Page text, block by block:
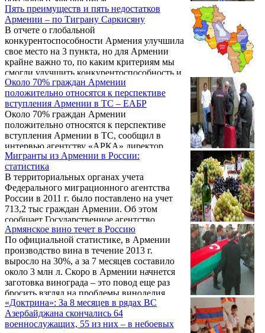
инфраструктурных проектов крупных
компаний с российским капиталом. Об этом
передает агентство «АРКА» со ссылкой на
начальника управления инвестиционной
политики аппарата Министерства
экономики Армении Ваагна Лалаяна.
Пять преимуществ и пять недостатков
Армении – по Тиграну Саркисяну
В отчете о глобальной
конкурентоспособности Армения улучшила
свое место на 3 пункта, но для Армении
крайне важно то, по каким критериям мы
смогли улучшить конкурентоспособность и
по каким критериям наши позиции
ослабели. Об этом на заседании
правительства Армении 5 сентября заявил
премьер-министр Армении Тигран
Саркисян.
Около 70% граждан Армении
положительно относятся к перспективе
вступления Армении в ТС – ЕАБР
Около 70% граждан Армении
положительно относятся к перспективе
вступления Армении в ТС, сообщил в
интервью агентству «АРКА» директор
Центра интеграционных исследований
Евразийского банка развития Евгений
Винокуров.
Мигранты из Армении в России:
статистика
В территориальных органах учета
Федерального миграционного агентства
России в 2011 г. было поставлено на учет
713,2 тыс граждан Армении. Об этом
сообщает Государственное агентство
миграции при Министерстве
территориального управления Армении.
Армянское вино течет в Россию
По официальной статистике, в Армении
производство вина в течение 2013 г.
выросло на 30%, а за 7 месяцев составило
около 3 млн л. Скоро в Армении начнется
заготовка винограда – это повод еще раз
бросить взгляд на проблемы виноделия.
«Доктрина»: За 8 месяцев в рядах ВС
Азербайджана скончались 64
военнослужащих, 55 из них – в небоевых